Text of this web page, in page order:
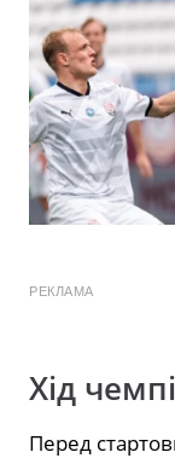
РЕКЛАМА
Хід
Перед